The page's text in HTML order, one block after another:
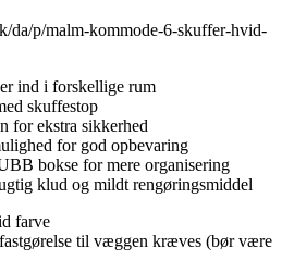
da/p/malm-kommode-6-skuffer-hvid-
ind i forskellige rum
skuffestop
for ekstra sikkerhed
for god opbevaring
bokse for mere organisering
klud og mildt rengøringsmiddel
farve
til væggen kræves (bør være